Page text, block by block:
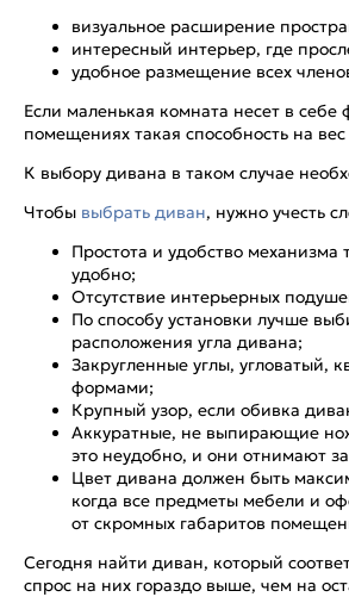
визуальное расширение
интересный интерьер, где
удобное размещение всех
Если маленькая комната несет в
помещениях такая способность на вес
К выбору дивана в таком случае
Чтобы выбрать диван, нужно учесть
Простота и удобство
удобно;
Отсутствие интерьерных
По способу установки лучше
расположения угла дивана;
Закругленные углы, угловатый,
формами;
Крупный узор, если обивка
Аккуратные, не выпирающие
это неудобно, и они отнимают
Цвет дивана должен быть
когда все предметы мебели и
от скромных габаритов
Сегодня найти диван, который
спрос на них гораздо выше, чем на